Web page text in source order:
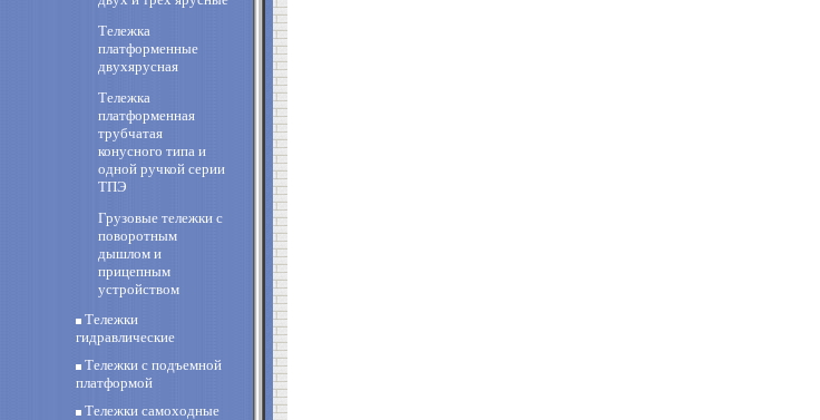
Тележка
платформенные
двухярусная
Тележка
платформенная
трубчатая
конусного типа и
одной ручкой серии
ТПЭ
Грузовые тележки с
поворотным
дышлом и
прицепным
устройством
Тележки
гидравлические
Тележки с подъемной
платформой
Тележки самоходные